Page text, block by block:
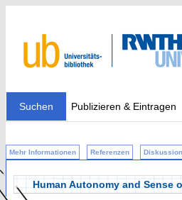
Suchen Publizieren & Eintragen
Mehr Informationen Referenzen Diskussion
Human Autonomy and Sense